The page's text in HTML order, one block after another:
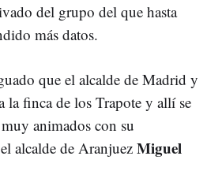
del grupo del que hasta
más datos.
que el alcalde de Madrid y
la finca de los Trapote y allí se
animados con su
alcalde de Aranjuez Miguel